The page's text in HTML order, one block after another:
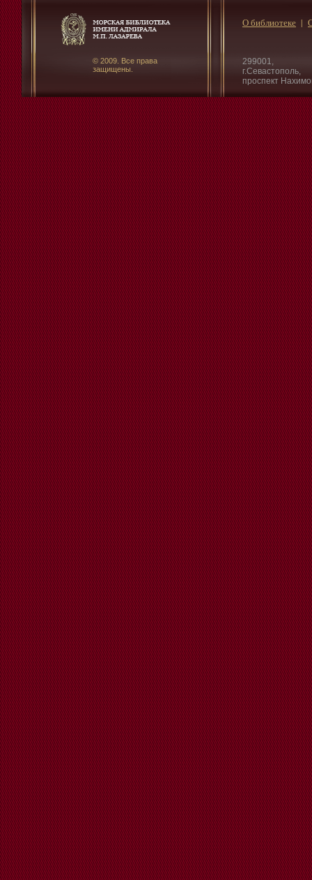
© 2009. Все права
защищены.
299001,
г.Севастополь,
проспект
О библиотеке